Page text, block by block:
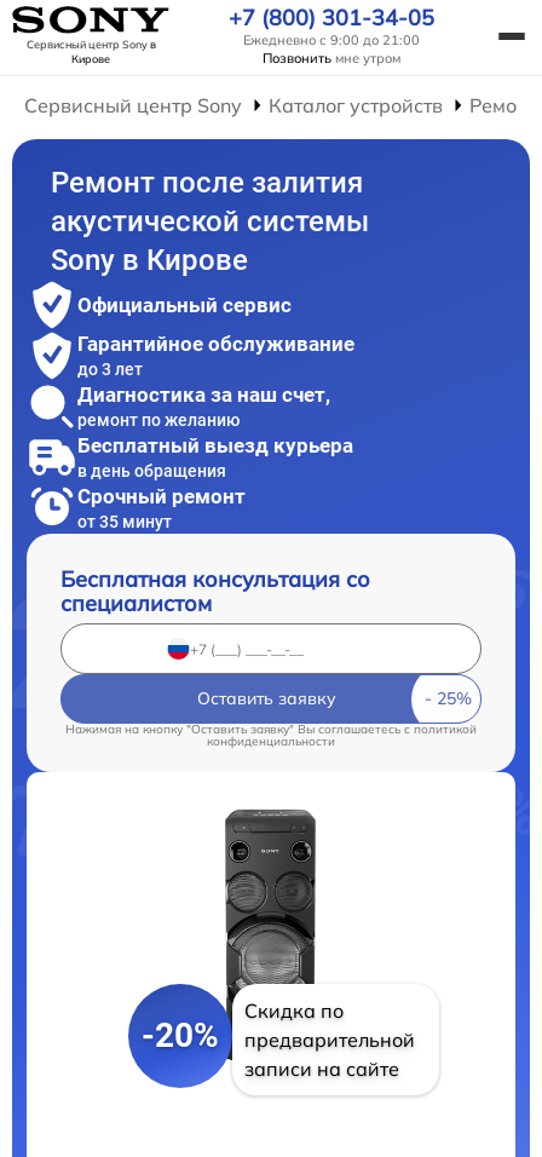
Сервисный центр Sonyв
Кирове
+7 (800) 301-34-05
Ежедневно с 9:00 до 21:00
Позвонить мне утром
Сервисный центр Sony Каталог устройств Ремонт
Ремонт после залития
акустической системы
Sony в Кирове
Официальный сервис
Гарантийное обслуживание
до 3 лет
Диагностика за наш счет,
ремонт по желанию
Бесплатный выезд курьера
в день обращения
Срочный ремонт
от 35 минут
Бесплатная консультация со
специалистом
Оставить заявку
Нажимая на кнопку "Оставить заявку" Вы соглашаетесь cполитикой
конфиденциальности
-20%
Скидка по
предварительной
записи на сайте